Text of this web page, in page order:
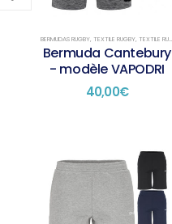
BERMUDAS RUGBY, TEXTILE RUGBY, TEXTILE RUGBY PRÉSENTATION
Bermuda Cantebury
- modèle VAPODRI
40,00€